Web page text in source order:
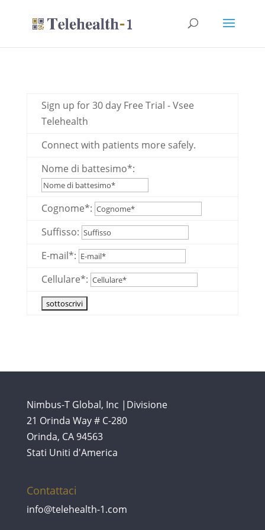
Sign up for30 day Free Trial -Vsee
Telehealth
Connect with patients more safely.
Nome di battesimo*:
Cognome*:
Suffisso:
E-mail*:
Cellulare*:
Nimbus-T Global, Inc |Divisione
21 Orinda Way # C-280
Orinda, CA 94563
Stati Uniti d'America
Contattaci
info@telehealth-1.com